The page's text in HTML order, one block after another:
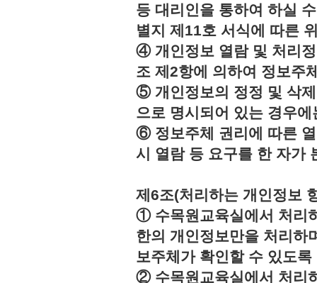
등 대리인을 통하여 하실
별지 제11호 서식에 따른
④ 개인정보 열람 및 처리
조 제2항에 의하여 정보주
⑤ 개인정보의 정정 및 삭
으로 명시되어 있는 경우
⑥ 정보주체 권리에 따른
시 열람 등 요구를 한 자가
제6조(처리하는 개인정보
① 수목원교육실에서 처리
한의 개인정보만을 처리하
보주체가 확인할 수 있도
② 수목원교육실에서 처리